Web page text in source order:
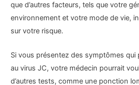
que d’autres facteurs, tels que votre
environnement et votre mode de vie,
sur votre risque.
Si vous présentez des symptômes qui
au virus JC, votre médecin pourrait
d’autres tests, comme une ponction